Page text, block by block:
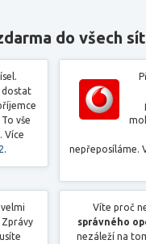
do všech
dostat
vše
Více
.
nepřeposíláme.
Víte proč
správného
nezáleží na